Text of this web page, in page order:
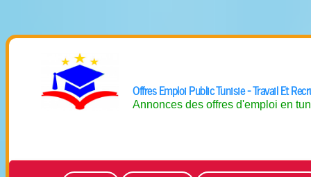
Offres Emploi Public Tunisie - Travail Et
Annonces des offres d'emploi en